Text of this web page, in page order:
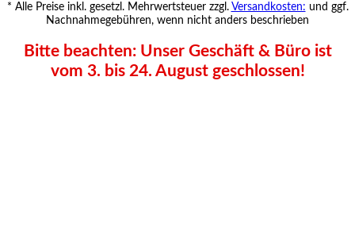
* Alle Preise inkl. gesetzl. Mehrwertsteuer zzgl. Versandkosten: und ggf.
Nachnahmegebühren, wenn nicht anders beschrieben
Bitte beachten: Unser Geschäft & Büro ist
vom 3. bis 24. August geschlossen!